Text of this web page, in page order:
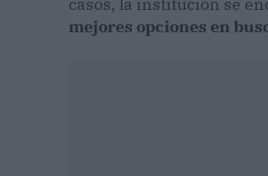
mejores opciones en